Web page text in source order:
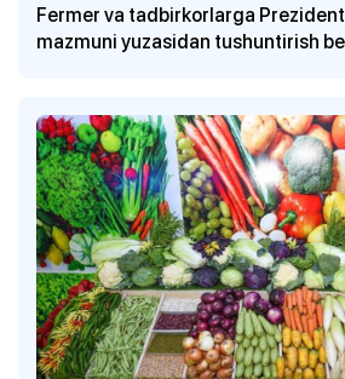
Fermer va tadbirkorlarga
mazmuni yuzasidan tushuntirish